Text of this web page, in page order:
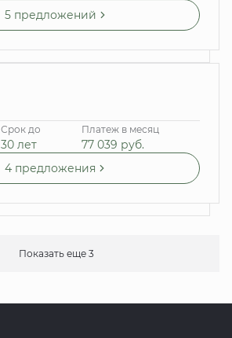
5 предложений
Срок до
30 лет
Платеж в месяц
77 039 руб.
4 предложения
Показать еще 3